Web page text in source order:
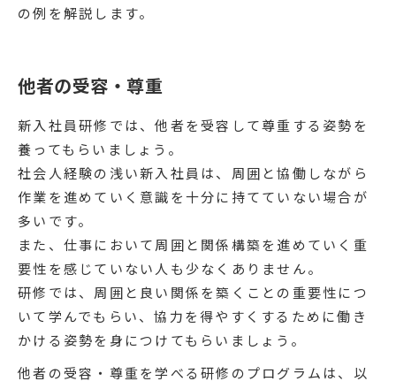
の例を解説します。
他者の受容・尊重
新入社員研修では、他者を受容して尊重する姿勢を
養ってもらいましょう。
社会人経験の浅い新入社員は、周囲と協働しながら
作業を進めていく意識を十分に持てていない場合が
多いです。
また、仕事において周囲と関係構築を進めていく重
要性を感じていない人も少なくありません。
研修では、周囲と良い関係を築くことの重要性につ
いて学んでもらい、協力を得やすくするために働き
かける姿勢を身につけてもらいましょう。
他者の受容・尊重を学べる研修のプログラムは、以